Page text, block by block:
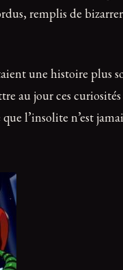
remplis de
une histoire plus
au jour ces
que l’insolite n’est